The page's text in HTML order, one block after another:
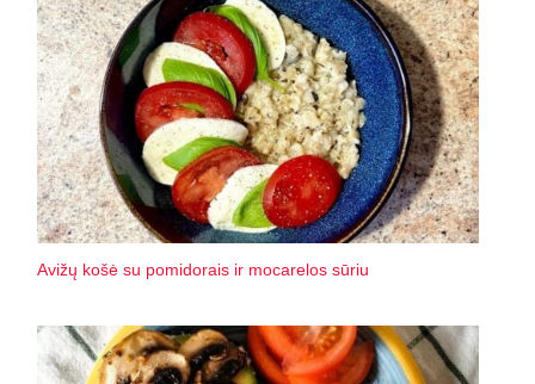
Avižų košė su pomidorais ir mocarelos sūriu